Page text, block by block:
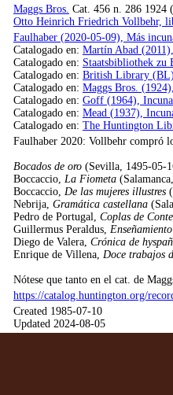
Maggs Bros. Cat. 456 n. 286 1924
Otto Heinrich Friedrich Vollbehr,
Faulhaber (2020-05-09), Más
Catalogado en: Martín Abad
Catalogado en: Staatsbibliothek zu
Catalogado en: British Library
Catalogado en: Maggs Bros.
Catalogado en: Goff (1964),
Catalogado en: Mead (1937),
Catalogado en: The Huntington
Faulhaber 2020: Vollbehr compró
Bocados de oro (Sevilla, 1495-05-
Boccaccio, La Fiometa
Boccaccio, De las mujeres illustres
Nebrija, Gramática castellana
Pedro de Portugal, Coplas de
Guillermus Peraldus,
Diego de Valera, Crónica de
Enrique de Villena, Doce trabajos
Nótese que tanto en el cat. de
https://catalog.huntington.org/
Created 1985-07-10
Updated 2024-08-05